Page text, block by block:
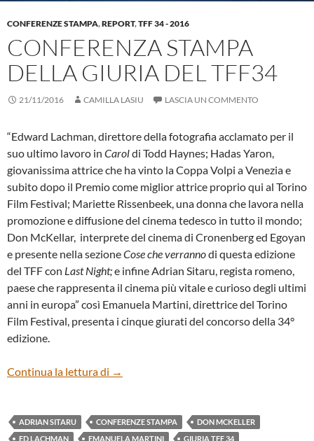
CONFERENZE STAMPA,REPORT,TFF 34 - 2016
CONFERENZA STAMPA
DELLA GIURIA DEL TFF34
21/11/2016 CAMILLA LASIU LASCIA UN COMMENTO
“Edward Lachman, direttore della fotografia acclamato per il
suo ultimo lavoro in Caroldi Todd Haynes; Hadas Yaron,
giovanissima attrice che ha vinto la Coppa Volpi a Venezia e
subito dopo il Premio come miglior attrice proprio qui al Torino
Film Festival; Mariette Rissenbeek, una donna che lavora nella
promozione e diffusione del cinema tedesco in tutto il mondo;
Don McKellar, interprete del cinema di Cronenberg ed Egoyan
e presente nella sezioneCose che verrannodi questa edizione
del TFF con Last Night;e infine Adrian Sitaru, regista romeno,
paese che rappresenta il cinema più vitale e curioso degli ultimi
anni in europa” così Emanuela Martini, direttrice del Torino
Film Festival, presenta i cinque giurati del concorso della 34°
edizione.
Continua la lettura di Conferenza stampa della Giuria del TFF34
→
ADRIAN SITARU CONFERENZE STAMPA
DON MCKELLER
ED LACHMAN
EMANUELA MARTINI
GIURIA TFF 34